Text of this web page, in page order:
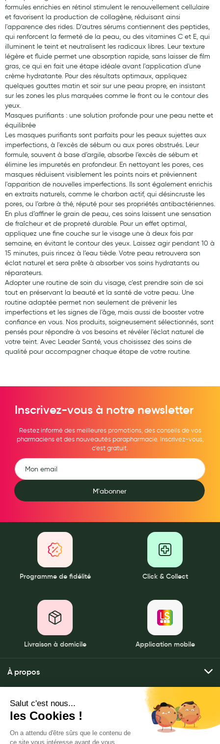
formules enrichies en rétinol stimulent le renouvellement cellulaire
et favorisent la production de collagène, réduisant ainsi
l'apparence des rides. D'autres sérums contiennent des peptides,
qui renforcent la fermeté de la peau, ou des vitamines C et E, qui
illuminent le teint et neutralisent les radicaux libres. Leur texture
légère et fluide permet une absorption rapide, sans laisser de film
gras, ce qui en fait une étape idéale avant l'application d'une
crème hydratante. Pour des résultats optimaux, appliquez
quelques gouttes matin et soir sur une peau propre, en insistant
sur les zones les plus marquées comme le front ou le contour des
yeux.
Masques purifiants : une solution profonde pour une peau nette et
équilibrée
Les masques purifiants sont parfaits pour les peaux sujettes aux
imperfections, à l'excès de sébum ou aux pores obstrués. Leur
formule, souvent à base d’argile, absorbe l’excès de sébum et
élimine les impuretés en profondeur. En nettoyant les pores, ces
masques réduisent visiblement les points noirs et préviennent
l'apparition de nouvelles imperfections. Ils sont également enrichis
en extraits naturels, comme le charbon actif, qui désincruste les
pores, ou l’arbre à thé, réputé pour ses propriétés antibactériennes.
En plus d’affiner le grain de peau, ces soins laissent une sensation
de fraîcheur et de propreté durable. Pour un effet optimal,
appliquez une fine couche sur le visage une à deux fois par
semaine, en évitant le contour des yeux. Laissez agir pendant 10 à
15 minutes, puis rincez à l’eau tiède. Votre peau retrouvera son
éclat naturel et sera prête à absorber vos soins hydratants ou
réparateurs.
Adopter une routine de soin du visage, c’est prendre soin de soi
tout en préservant la beauté et la santé de votre peau. Une
routine adaptée permet non seulement de prévenir les
imperfections et les signes de l’âge, mais aussi de booster votre
confiance en vous. Nos produits, soigneusement sélectionnés, sont
pensés pour répondre à vos besoins et révéler l’éclat naturel de
votre teint. Avec Leader Santé, vous choisissez des soins de
qualité pour accompagner chaque étape de votre routine.
Inscrivez-vous à notre newsletter
Restez informé des meilleures promotions, des conseils de vos
pharmaciens et des nouveautés parapharmacie. Inscrivez-vous,
c'est gratuit.
M'abonner
Programme de fidélité Click & Collect
Livraison à domicile Application mobile
À propos
Qui sommes-nous ?
Nos pharmacies
Mentions légales
Politique de gestion des données personnelles
Mes services
Envoyer mes ordonnances
Commander mes produits